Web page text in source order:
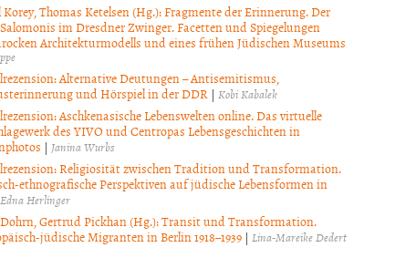
Thomas Ketelsen (Hg.): Fragmente der Erinnerung. Der
im Dresdner Zwinger. Facetten und Spiegelungen
Architekturmodells und eines frühen Jüdischen Museums
Alternative Deutungen – Antisemitismus,
und Hörspiel in der DDR| Kobi Kabalek
Aschkenasische Lebenswelten online. Das virtuelle
des YIVO und Centropas Lebensgeschichten in
| Janina Wurbs
Religiosität zwischen Tradition und Transformation.
ethnografische Perspektiven auf jüdische Lebensformen in
Edna Herlinger
Gertrud Pickhan (Hg.): Transit und Transformation.
jüdische Migranten in Berlin 1918–1939| Lina-Mareike Dedert